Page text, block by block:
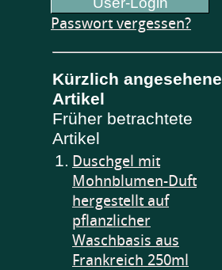
Passwort vergessen?
Kürzlich angesehene
Artikel
Früher betrachtete
Artikel
1. Duschgel mit
Mohnblumen-Duft
hergestellt auf
pflanzlicher
Waschbasis aus
Frankreich 250ml